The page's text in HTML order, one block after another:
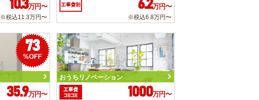
10.3万円〜
※税込11.3万円〜
工事費別 6.2万円〜
※税込6.8万円〜
73
%OFF
35.9万円〜
おうちリノベーション
工事費
コミコミ
1000万円〜